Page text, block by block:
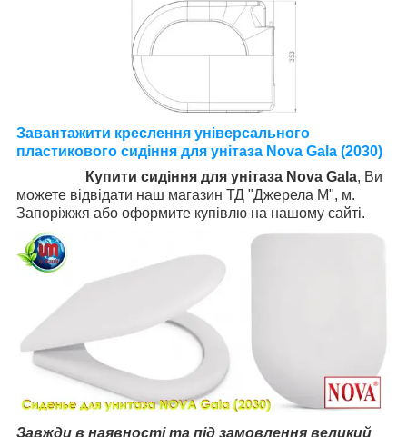
Завантажити креслення універсального
пластикового сидіння для унітаза Nova Gala (2030)
Купити сидіння для унітаза Nova Gala, Ви
можете відвідати наш магазин ТД "Джерела М", м.
Запоріжжя або оформите купівлю на нашому сайті.
Завжди в наявності та під замовлення великий